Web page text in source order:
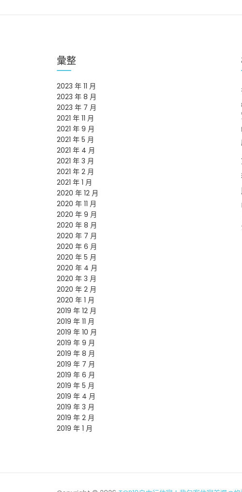
彙整
2023 年 11 月
2023 年 8 月
2023 年 7 月
2021 年 11 月
2021 年 9 月
2021 年 5 月
2021 年 4 月
2021 年 3 月
2021 年 2 月
2021 年 1 月
2020 年 12 月
2020 年 11 月
2020 年 9 月
2020 年 8 月
2020 年 7 月
2020 年 6 月
2020 年 5 月
2020 年 4 月
2020 年 3 月
2020 年 2 月
2020 年 1 月
2019 年 12 月
2019 年 11 月
2019 年 10 月
2019 年 9 月
2019 年 8 月
2019 年 7 月
2019 年 6 月
2019 年 5 月
2019 年 4 月
2019 年 3 月
2019 年 2 月
2019 年 1 月